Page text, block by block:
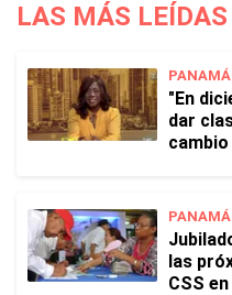
LAS MÁS LEÍDAS
PANAMÁ
"En
dar
PANAMÁ
las
CSS